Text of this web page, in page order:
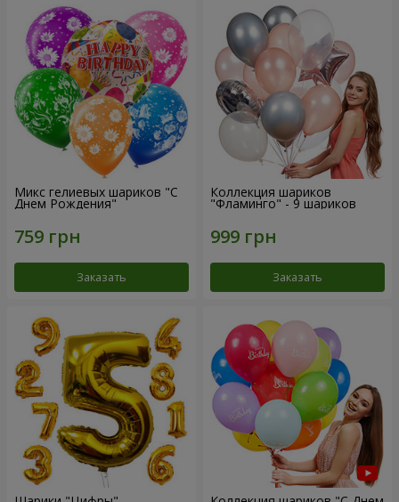
Микс гелиевых шариков "C
Днем Рождения"
Заказать
Коллекция шариков
"Фламинго" - 9 шариков
Заказать